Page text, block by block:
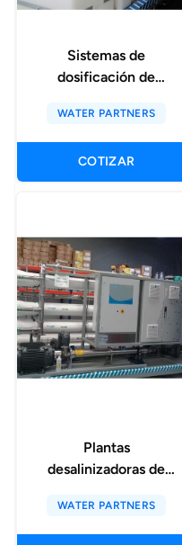
Sistemas de
dosificación de
WATER PARTNERS
COTIZAR
Plantas
desalinizadoras de
agua de mar
WATER PARTNERS